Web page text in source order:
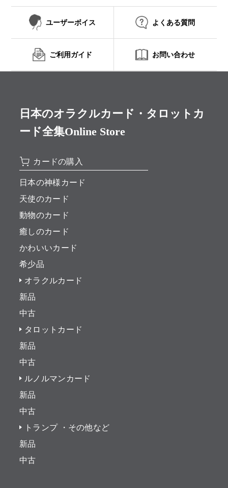
ユーザーボイス よくある質問
ご利用ガイド お問い合わせ
日本のオラクルカード・タロットカ
ード全集Online Store
カードの購入
日本の神様カード
天使のカード
動物のカード
癒しのカード
かわいいカード
希少品
オラクルカード
新品
中古
タロットカード
新品
中古
ルノルマンカード
新品
中古
トランプ ・その他など
新品
中古